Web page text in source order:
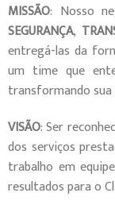
MISSÃO: Nosso
SEGURANÇA,
entregá-las da
um time que
transformando sua
VISÃO: Ser
dos serviços
trabalho em
resultados para o